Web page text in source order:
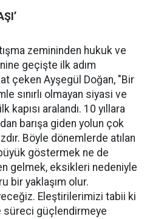
zemininden hukuk ve
geçişte ilk adım
çeken Ayşegül Doğan, "Bir
sınırlı olmayan siyasi ve
aralandı. 10 yıllara
barışa giden yolun çok
Böyle dönemlerde atılan
göstermek ne de
gelmek, eksikleri nedeniyle
bir yaklaşım olur.
Eleştirilerimizi tabii ki
süreci güçlendirmeye